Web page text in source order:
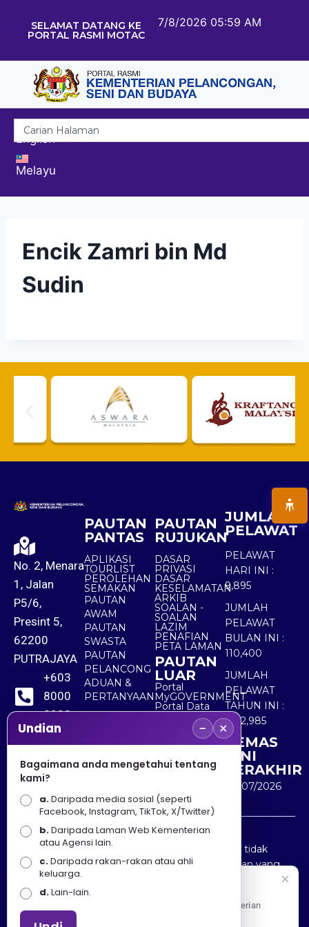
SELAMAT DATANG KE
PORTAL RASMI MOTAC
7/8/2026 05:59 AM
English
Melayu
Encik Zamri bin Md
Sudin
No. 2, Menara
1, Jalan
P5/6,
Presint 5,
62200
PUTRAJAYA
+603
8000
8000
+603
8891
7100
PAUTAN
PANTAS
APLIKASI
TOURLIST
PEROLEHAN
SEMAKAN
PAUTAN
AWAM
PAUTAN
SWASTA
PAUTAN
PELANCONG
ADUAN &
PERTANYAAN
PAUTAN
RUJUKAN
DASAR
PRIVASI
DASAR
KESELAMATAN
ARKIB
SOALAN -
SOALAN
LAZIM
PENAFIAN
PETA LAMAN
PAUTAN
LUAR
Portal
MyGOVERNMENT
Portal Data
Terbuka
Sektor Awam
JUMLAH
PELAWAT
PELAWAT
HARI INI :
9,895
JUMLAH
PELAWAT
BULAN INI :
110,400
JUMLAH
PELAWAT
TAHUN INI :
5,512,985
KEMAS
KINI
TERAKHIR
30/07/2026
Penafian : Kerajaan Malaysia dan Kementerian
Pelancongan Seni dan Budaya (MOTAC) adalah tidak
bertanggungjawab atas kehilangan atau kerugian yang
disebabkan oleh penggunaan mana-mana maklumat
yang diperolehi dari portal ini.
Undian − ×
Bagaimana anda mengetahui tentang
kami?
a.Daripada media sosial (seperti
Facebook, Instagram, TikTok, X/Twitter)
b.Daripada Laman Web Kementerian
atau Agensi lain.
c.Daripada rakan-rakan atau ahli
keluarga.
d.Lain-lain.
Apa Khabar! Selamat datang ke Portal Rasmi Kementerian
Pelancongan, Seni dan Budaya